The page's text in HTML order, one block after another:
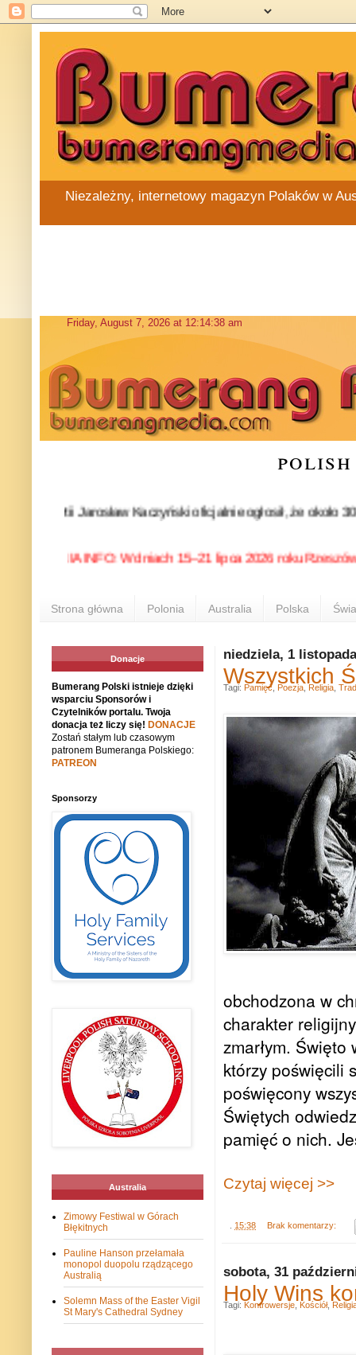
Niezależny, internetowy magazyn Polaków w
partii Jarosław Kaczyński oficjalnie ogłosił, że około
POLONIA INFO: W dniach 15–21 lipca 2026 roku Rzeszów
Strona główna Polonia Australia Polska
niedziela, 1
Wszystkich
obchodzona w
charakter
zmarłym.
którzy poświęcili
poświęcony
Świętych
pamięć o nich.
Czytaj więcej >>
. 15:38 Brak komentarzy:
Tagi: Pamięć Poezja Religia
sobota, 31
Holy Wins
Tagi: Kontrowersje Kościół,
Donacje
Bumerang Polski istnieje dzięki
wsparciu Sponsorów i
Czytelników portalu. Twoja
donacja też liczy się! DONACJE
Zostań stałym lub czasowym
patronem Bumeranga Polskiego:
PATREON
Sponsorzy
Australia
Zimowy Festiwal w Górach
Błękitnych
Pauline Hanson przełamała
monopol duopolu rządzącego
Australią
Solemn Mass of the Easter Vigil
St Mary's Cathedral Sydney